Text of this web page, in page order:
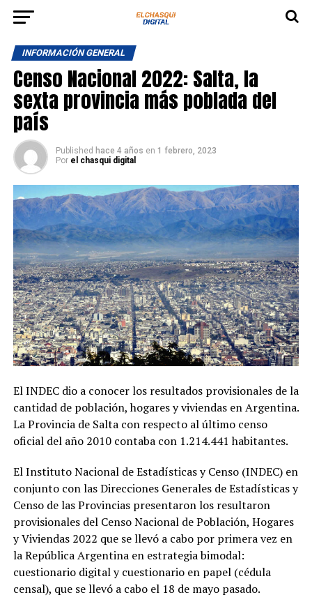
INFORMACIÓN GENERAL
Censo Nacional 2022: Salta, la
sexta provincia más poblada del
país
Published hace 4 años en 1 febrero, 2023
Por el chasqui digital
El INDEC dio a conocer los resultados provisionales de la
cantidad de población, hogares y viviendas en Argentina.
La Provincia de Salta con respecto al último censo
oficial del año 2010 contaba con 1.214.441 habitantes.
El Instituto Nacional de Estadísticas y Censo (INDEC) en
conjunto con las Direcciones Generales de Estadísticas y
Censo de las Provincias presentaron los resultaron
provisionales del Censo Nacional de Población, Hogares
y Viviendas 2022 que se llevó a cabo por primera vez en
la República Argentina en estrategia bimodal:
cuestionario digital y cuestionario en papel (cédula
censal), que se llevó a cabo el 18 de mayo pasado.